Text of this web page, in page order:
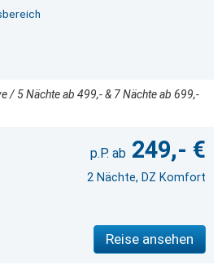
/ 5 Nächte ab 499,- & 7 Nächte ab 699,-
249,- €
2 Nächte, DZ Komfort
Reise ansehen